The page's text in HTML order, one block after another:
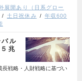
展開あり（日系グロー
土日祝休み
年収600
ル
兆
長戦略・人財戦略に基づい